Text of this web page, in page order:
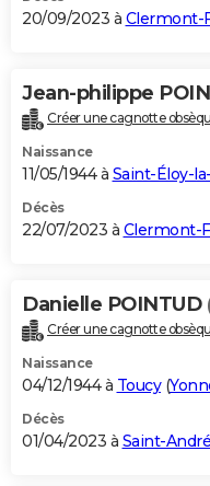
20/09/2023 à Clermont-
Jean-philippe
Créer une cagnotte
Naissance
11/05/1944 à Saint-Éloy-
Décès
22/07/2023 à Clermont-
Danielle POINTUD
Créer une cagnotte
Naissance
04/12/1944 à Toucy(
Décès
01/04/2023 à Saint-